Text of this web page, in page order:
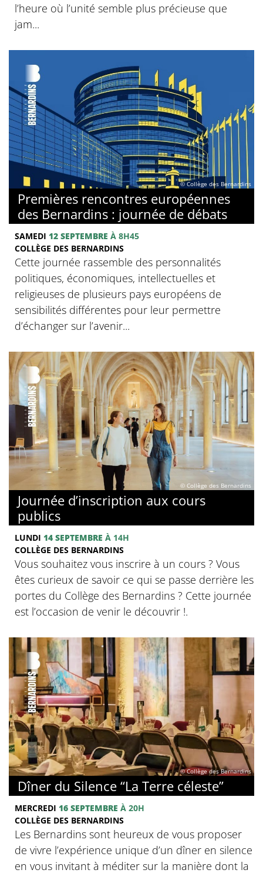
l’heure où l’unité semble plus précieuse que
jam...
© Collège des Bernardins
Premières rencontres européennes
des Bernardins : journée de débats
SAMEDI 12 SEPTEMBRE À 8H45
COLLÈGE DES BERNARDINS
Cette journée rassemble des personnalités
politiques, économiques, intellectuelles et
religieuses de plusieurs pays européens de
sensibilités différentes pour leur permettre
d’échanger sur l’avenir...
© Collège des Bernardins
Journée d’inscription aux cours
publics
LUNDI 14 SEPTEMBRE À 14H
COLLÈGE DES BERNARDINS
Vous souhaitez vous inscrire à un cours ? Vous
êtes curieux de savoir ce qui se passe derrière les
portes du Collège des Bernardins ? Cette journée
est l’occasion de venir le découvrir !.
© Collège des Bernardins
Dîner du Silence “La Terre céleste”
MERCREDI 16 SEPTEMBRE À 20H
COLLÈGE DES BERNARDINS
Les Bernardins sont heureux de vous proposer
de vivre l’expérience unique d’un dîner en silence
en vous invitant à méditer sur la manière dont la